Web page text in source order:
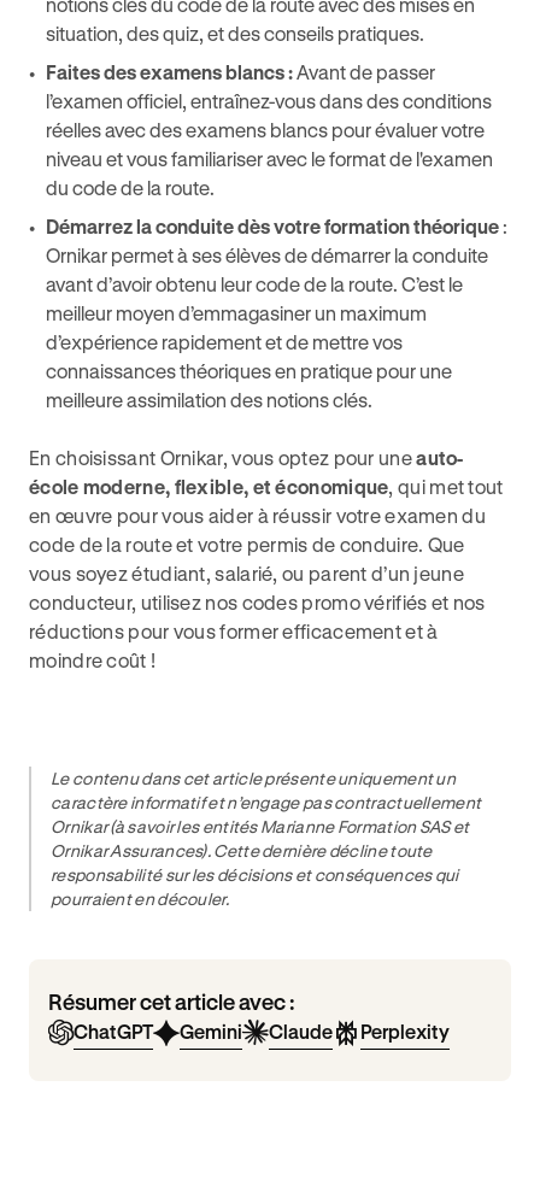
situation, des quiz, et des conseils pratiques​.
Faites des examens blancs : Avant de passer
l’examen officiel, entraînez-vous dans des conditions
réelles avec des examens blancs pour évaluer votre
niveau et vous familiariser avec le format de l'examen
du code de la route.
Démarrez la conduite dès votre formation théorique :
Ornikar permet à ses élèves de démarrer la conduite
avant d’avoir obtenu leur code de la route. C’est le
meilleur moyen d’emmagasiner un maximum
d’expérience rapidement et de mettre vos
connaissances théoriques en pratique pour une
meilleure assimilation des notions clés.
En choisissant Ornikar, vous optez pour uneauto-
école moderne, flexible, et économique , qui met tout
en œuvre pour vous aider à réussir votre examen du
code de la route et votre permis de conduire. Que
vous soyez étudiant, salarié, ou parent d’un jeune
conducteur, utilisez nos codes promo vérifiés et nos
réductions pour vous former efficacement et à
moindre coût !
Le contenu dans cet article présente uniquement un
caractère informatif et n’engage pas contractuellement
Ornikar (à savoir les entités Marianne Formation SAS et
Ornikar Assurances). Cette dernière décline toute
responsabilité sur les décisions et conséquences qui
pourraient en découler.
Résumer cet article avec :
ChatGPT Gemini Claude Perplexity